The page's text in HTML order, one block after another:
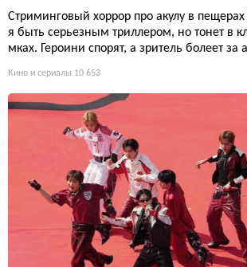
Стриминговый хоррор про акулу в
я быть серьезным триллером, но тонет в
мках. Героини спорят, а зритель болеет за
Кино и сериалы 10 653